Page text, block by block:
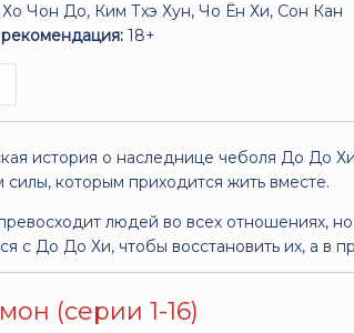
Чон До, Ким Тхэ Хун, Чо Ён Хи, Сон Кан
18+
история о наследнице чеболя До До
которым приходится жить вместе.
людей во всех отношениях,
с До До Хи, чтобы восстановить их, а в
(серии 1-16)